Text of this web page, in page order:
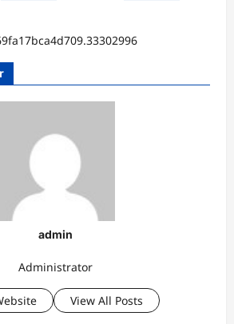
admin
Administrator
View All Posts